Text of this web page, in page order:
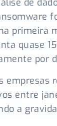
de
primeira
quase
por
empresas
entre
a